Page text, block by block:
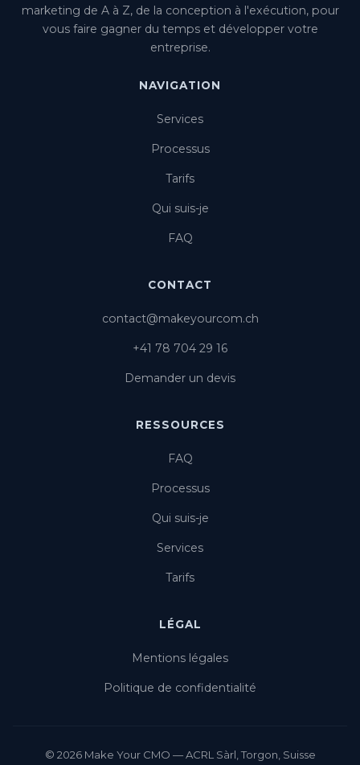
marketing de A à Z, de la conception à l'exécution, pour
vous faire gagner du temps et développer votre
entreprise.
NAVIGATION
Services
Processus
Tarifs
Qui suis-je
FAQ
CONTACT
contact@makeyourcom.ch
+41 78 704 29 16
Demander un devis
RESSOURCES
FAQ
Processus
Qui suis-je
Services
Tarifs
LÉGAL
Mentions légales
Politique de confidentialité
© 2026 Make Your CMO — ACRL Sàrl, Torgon, Suisse